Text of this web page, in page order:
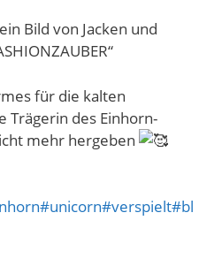
für die kalten
Trägerin des Einhorn-
mehr hergeben
#unicorn#verspielt#bl